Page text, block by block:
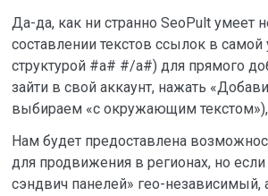
Да-да, как ни странно SeoPult умеет
составлении текстов ссылок в
структурой #a# #/a#) для прямого
зайти в свой аккаунт, нажать
выбираем «с окружающим
Нам будет предоставлена
для продвижения в регионах, но
сэндвич панелей» гео-